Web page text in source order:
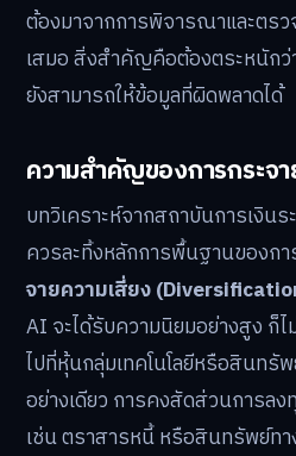
ต้องมาจากการพิจารณาและตร
เสมอ สิ่งสำคัญคือต้องตระหนัก
ยังสามารถให้ข้อมูลที่ผิดพลาดได้
ความสำคัญของการกระจา
บทวิเคราะห์จากสถาบันการเงิน
ควรละทิ้งหลักการพื้นฐานของก
จายความเสี่ยง
AI จะได้รับความนิยมอย่างสูง ก็
ไปที่หุ้นกลุ่มเทคโนโลยีหรือสินทรั
อย่างเดียว การคงสัดส่วนการล
เช่น ตราสารหนี้ หรือสินทรัพย์ทา